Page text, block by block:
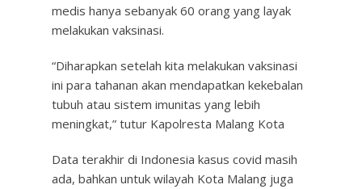
medis hanya sebanyak 60 orang yang layak
melakukan vaksinasi.
“Diharapkan setelah kita melakukan vaksinasi
ini para tahanan akan mendapatkan kekebalan
tubuh atau sistem imunitas yang lebih
meningkat,” tutur Kapolresta Malang Kota
Data terakhir di Indonesia kasus covid masih
ada, bahkan untuk wilayah Kota Malang juga